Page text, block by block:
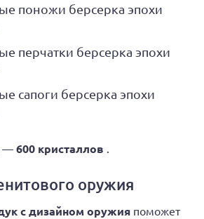
поножи берсерка эпохи
перчатки берсерка эпохи
сапоги берсерка эпохи
— 600 кристаллов
оружия
с дизайном оружия поможет